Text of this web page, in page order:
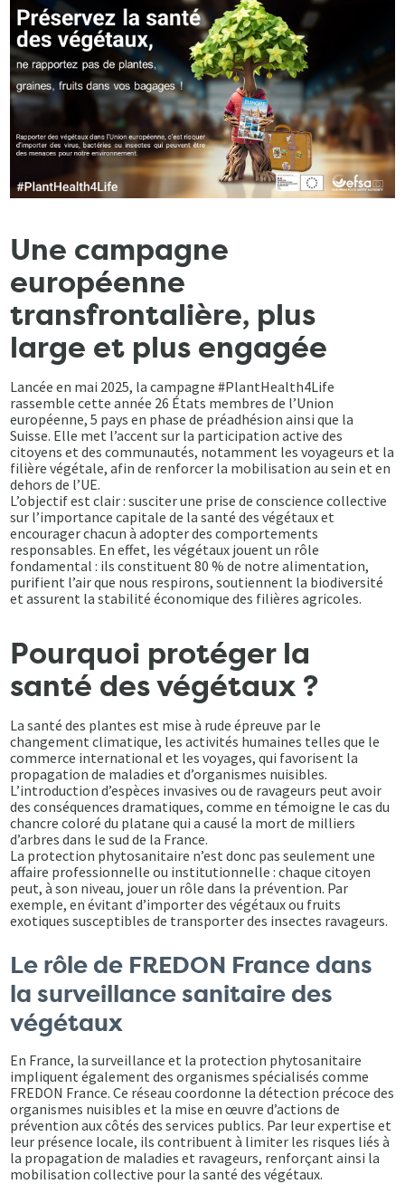
Une campagne
européenne
transfrontalière, plus
large et plus engagée
Lancée en mai 2025, la campagne #PlantHealth4Life
rassemble cette année 26 États membres de l’Union
européenne, 5 pays en phase de préadhésion ainsi que la
Suisse. Elle met l’accent sur la participation active des
citoyens et des communautés, notamment les voyageurs et la
filière végétale, afin de renforcer la mobilisation au sein et en
dehors de l’UE.
L’objectif est clair : susciter une prise de conscience collective
sur l’importance capitale de la santé des végétaux et
encourager chacun à adopter des comportements
responsables. En effet, les végétaux jouent un rôle
fondamental : ils constituent 80 % de notre alimentation,
purifient l’air que nous respirons, soutiennent la biodiversité
et assurent la stabilité économique des filières agricoles.
Pourquoi protéger la
santé des végétaux ?
La santé des plantes est mise à rude épreuve par le
changement climatique, les activités humaines telles que le
commerce international et les voyages, qui favorisent la
propagation de maladies et d’organismes nuisibles.
L’introduction d’espèces invasives ou de ravageurs peut avoir
des conséquences dramatiques, comme en témoigne le cas du
chancre coloré du platane qui a causé la mort de milliers
d’arbres dans le sud de la France.
La protection phytosanitaire n’est donc pas seulement une
affaire professionnelle ou institutionnelle : chaque citoyen
peut, à son niveau, jouer un rôle dans la prévention. Par
exemple, en évitant d’importer des végétaux ou fruits
exotiques susceptibles de transporter des insectes ravageurs.
Le rôle de FREDON France dans
la surveillance sanitaire des
végétaux
En France, la surveillance et la protection phytosanitaire
impliquent également des organismes spécialisés comme
FREDON France. Ce réseau coordonne la détection précoce des
organismes nuisibles et la mise en œuvre d’actions de
prévention aux côtés des services publics. Par leur expertise et
leur présence locale, ils contribuent à limiter les risques liés à
la propagation de maladies et ravageurs, renforçant ainsi la
mobilisation collective pour la santé des végétaux.